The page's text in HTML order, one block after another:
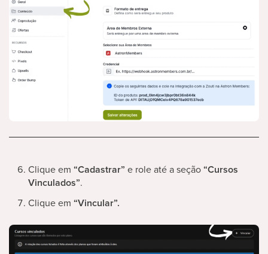
Clique em “Cadastrar” e role até a seção“Cursos
Vinculados”.
Clique em “Vincular”.